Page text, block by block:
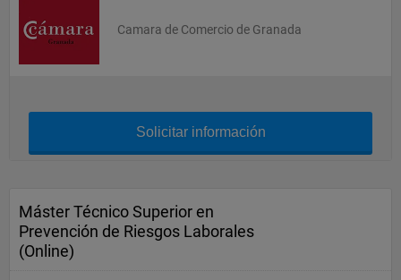
Camara de Comercio de Granada
Solicitar información
Máster Técnico Superior en
Prevención de Riesgos Laborales
(Online)